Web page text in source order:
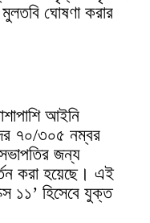
ঘোষণা করার
আইনি
৭০/৩০৫ নম্বর
জন্য
করা হয়েছে। এই
১১’ হিসেবে যুক্ত